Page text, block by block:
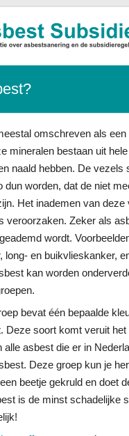
omschreven als een
mineralen bestaan uit
naald hebben. De vezels
dun worden, dat de niet
Het inademen van
veroorzaken. Zeker als
wordt.
long- en buikvlieskanker,
kan worden
bevat één bepaalde
Deze soort komt veruit
alle asbest die er in
Deze groep kun je
beetje gekruld en doet
is de minst schadelijke